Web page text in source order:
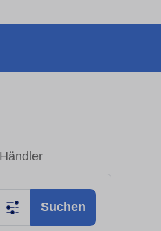
Suchen